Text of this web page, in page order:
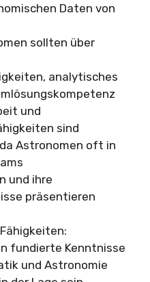
Daten von
sollten über
analytisches
und
sind
Astronomen oft in
und ihre
präsentieren
fundierte Kenntnisse
und Astronomie